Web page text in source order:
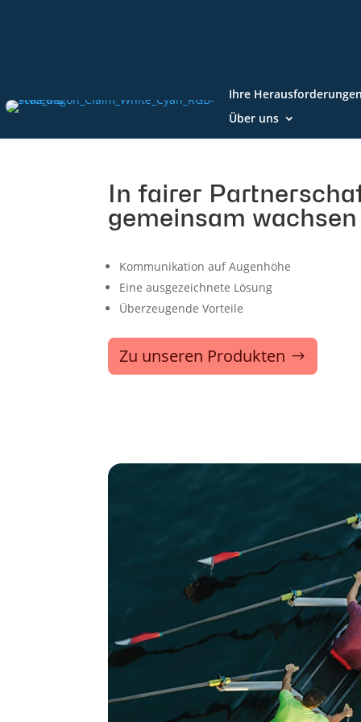
Ihre
Über uns
In fairer
gemeinsam wachsen
Kommunikation auf Augenhöhe
Eine ausgezeichnete Lösung
Überzeugende Vorteile
Zu unseren Produkten